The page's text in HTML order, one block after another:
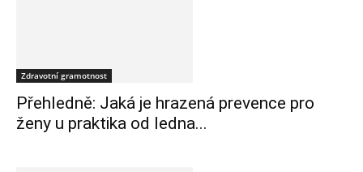
Zdravotní gramotnost
Přehledně: Jaká je hrazená prevence pro
ženy u praktika od ledna...